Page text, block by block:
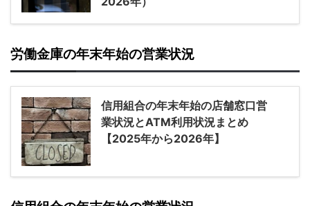
労働金庫の年末年始の営業状況
信用組合の年末年始の店舗窓口営
業状況とATM利用状況まとめ
【2025年から2026年】